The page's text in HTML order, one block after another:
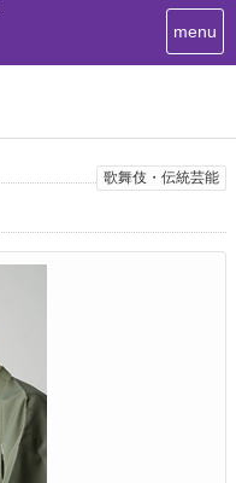
T
o
n
i
menu
歌舞伎・伝統芸能